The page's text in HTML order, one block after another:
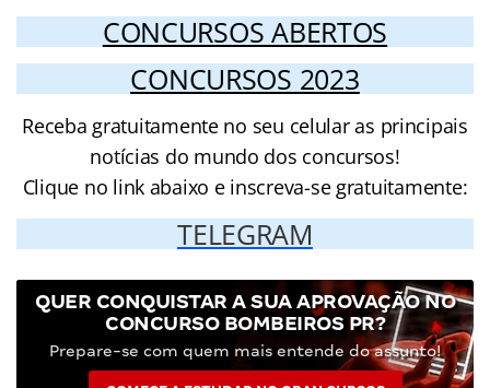
CONCURSOS ABERTOS
CONCURSOS 2023
Receba gratuitamente no seu celular as principais
notícias do mundo dos concursos!
Clique no link abaixo e inscreva-se gratuitamente:
TELEGRAM
QUER CONQUISTAR A SUA APROVAÇÃO NO
CONCURSO BOMBEIROS PR?
Prepare-se com quem mais entende do assunto!